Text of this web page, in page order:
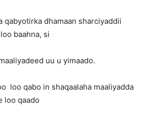
qabyotirka dhamaan sharciyaddii
baahna, si
uu u yimaado.
loo qabo in shaqaalaha maaliyadda
loo qaado